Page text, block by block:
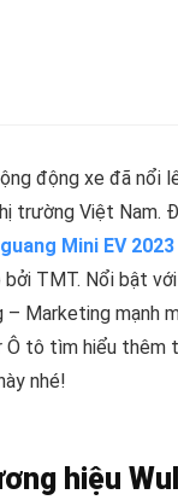
động xe đã nổi
trường Việt Nam.
Mini EV 2023
TMT. Nổi bật
Marketing mạnh
Ô tô tìm hiểu thêm
nhé!
hiệu